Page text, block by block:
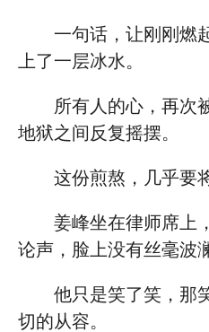
一句话，让刚刚燃
上了一层冰水。
所有人的心，再次
地狱之间反复摇摆。
这份煎熬，几乎要
姜峰坐在律师席上
论声，脸上没有丝毫波
他只是笑了笑，那
切的从容。